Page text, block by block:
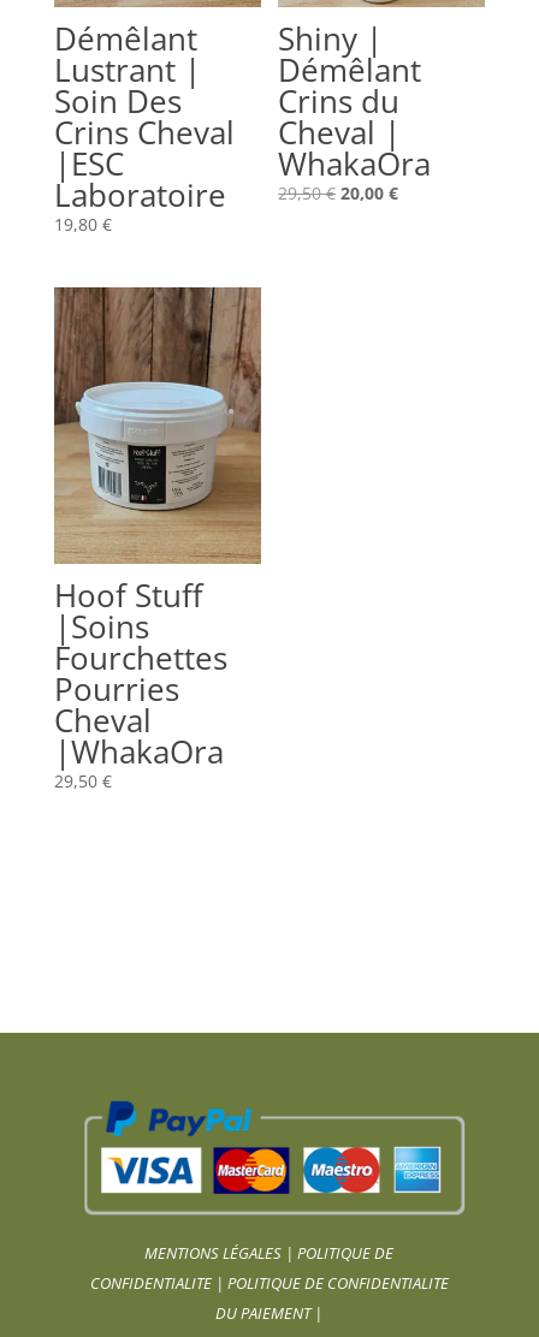
Démêlant
Lustrant |
Soin Des
Crins Cheval
|ESC
Laboratoire
19,80 €
Shiny |
Démêlant
Crins du
Cheval |
WhakaOra
29,50€ Le
20,00€Le
Hoof Stuff
|Soins
Fourchettes
Pourries
Cheval
|WhakaOra
29,50 €
MENTIONS LÉGALES |POLITIQUE DE
CONFIDENTIALITE | POLITIQUE DE CONFIDENTIALITE
DU PAIEMENT|